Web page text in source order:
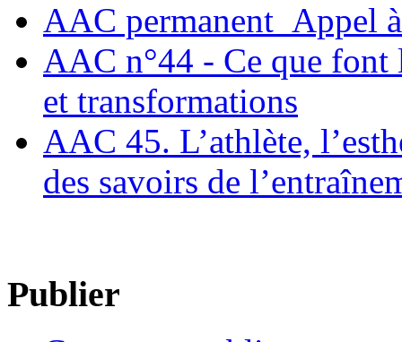
AAC permanent_Appel
AAC n°44 - Ce que font
et transformations
AAC 45. L’athlète,
des savoirs de
Publier